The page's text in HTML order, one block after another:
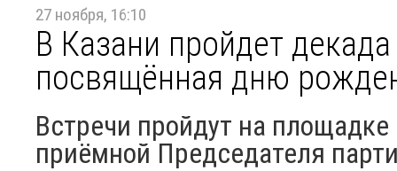
27 ноября, 16:10
В Казани пройдет
посвящённая дню
Встречи пройдут на
приёмной Председателя